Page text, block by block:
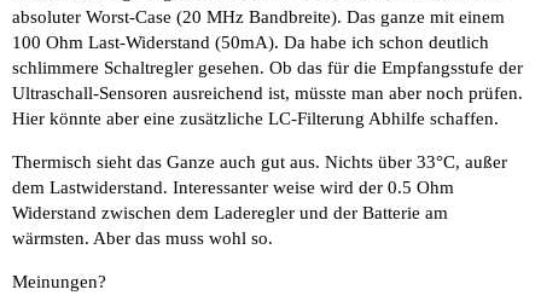
absoluter Worst-Case (20 MHz Bandbreite). Das ganze mit einem
100 Ohm Last-Widerstand (50mA). Da habe ich schon deutlich
schlimmere Schaltregler gesehen. Ob das für die Empfangsstufe der
Ultraschall-Sensoren ausreichend ist, müsste man aber noch prüfen.
Hier könnte aber eine zusätzliche LC-Filterung Abhilfe schaffen.
Thermisch sieht das Ganze auch gut aus. Nichts über 33°C, außer
dem Lastwiderstand. Interessanter weise wird der 0.5 Ohm
Widerstand zwischen dem Laderegler und der Batterie am
wärmsten. Aber das muss wohl so.
Meinungen?